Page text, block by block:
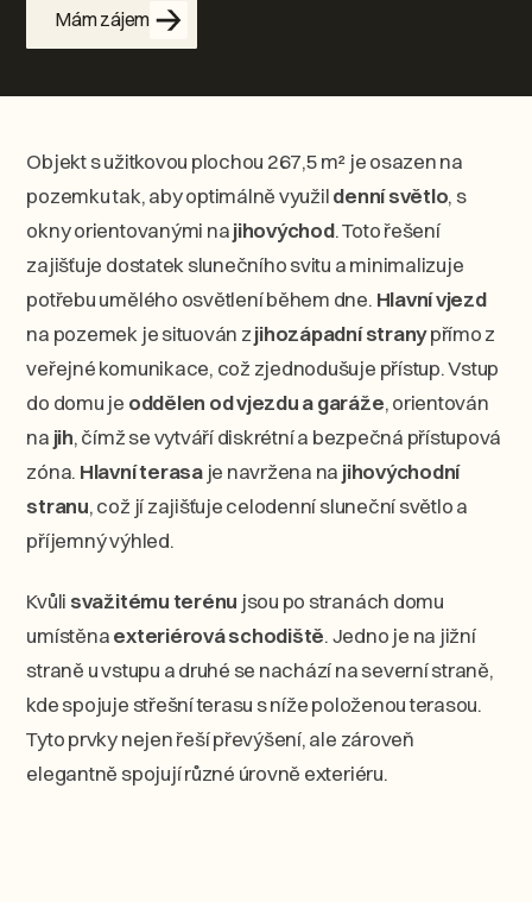
Mám zájem
Objekt s užitkovou plochou 267,5 m² je osazen na
pozemku tak, aby optimálně využildenní světlo, s
okny orientovanými najihovýchod. Toto řešení
zajišťuje dostatek slunečního svitu a minimalizuje
potřebu umělého osvětlení během dne. Hlavní vjezd
na pozemek je situován zjihozápadní stranypřímo z
veřejné komunikace, což zjednodušuje přístup. Vstup
do domu je oddělen od vjezdu a garáže, orientován
na jih, čímž se vytváří diskrétní a bezpečná přístupová
zóna. Hlavní terasaje navržena na jihovýchodní
stranu, což jí zajišťuje celodenní sluneční světlo a
příjemný výhled.
Kvůli svažitému terénu jsou po stranách domu
umístěnaexteriérová schodiště. Jedno je na jižní
straně u vstupu a druhé se nachází na severní straně,
kde spojuje střešní terasu s níže položenou terasou.
Tyto prvky nejen řeší převýšení, ale zároveň
elegantně spojují různé úrovně exteriéru.